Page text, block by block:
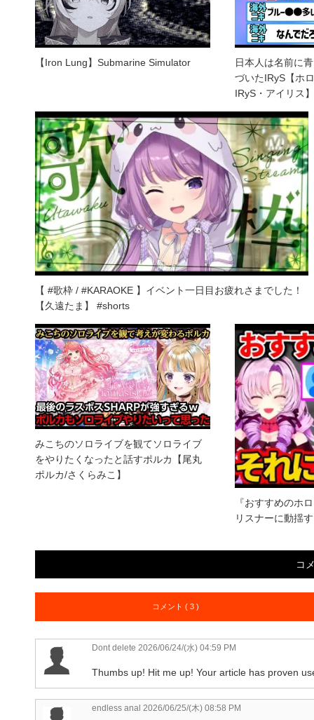
【Iron Lung】Submarine Simulator
日本人は名前に
づいたIRyS【ホ
IRyS・アイリス】
【 #歌枠 / #KARAOKE 】イベント一日目お疲れさまでした！
【久遠たま】 #shorts
みこちのソロライブを観てソロライブ
をやりたくなったと話すポルカ【尾丸
ポルカ/さくらみこ】
『おすすめのホ
リスナーに動揺
コ
コメント ( 3 )
Dont delete 2026/06/24/(水) 04:59 PM
Thumbs up! Hit me up! Your article has proven
endless anal 2026/06/25/(木) 08:58 PM